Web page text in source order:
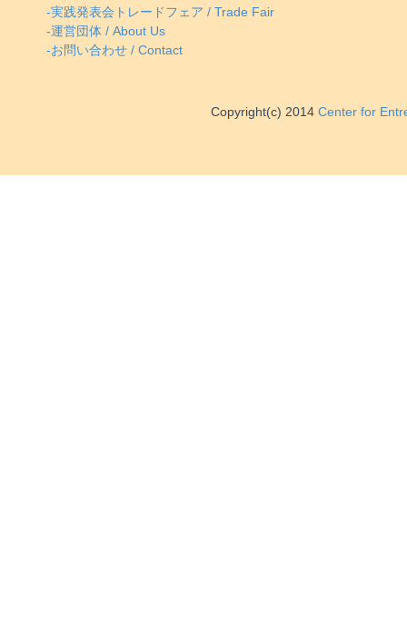
-実践発表会トレードフェア / Trade Fair
-運営団体 / About Us
-お問い合わせ / Contact
Copyright(c) 2014 Center for